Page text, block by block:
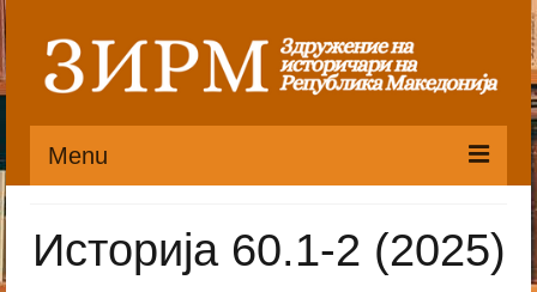
Menu
Органи
Историја 60.1-2 (2025)